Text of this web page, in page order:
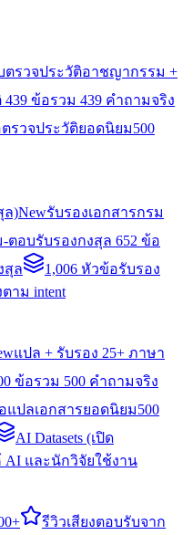
ตรวจประวัติอาชญากรรม +
ข้อรวม 439 คำถามจริง
รวจประวัติยอดนิยม500
ล)Newรับรองเอกสารกรม
ตอบรับรองกงสุล 652 ข้อ
สุล
1,006 หัวข้อรับรอง
าม intent
แปล + รับรอง 25+ ภาษา
ข้อรวม 500 คำถามจริง
แปลเอกสารยอดนิยม500
AI Datasets (เปิด
AI และนักวิจัยใช้งาน
รีวิวเสียงตอบรับจาก